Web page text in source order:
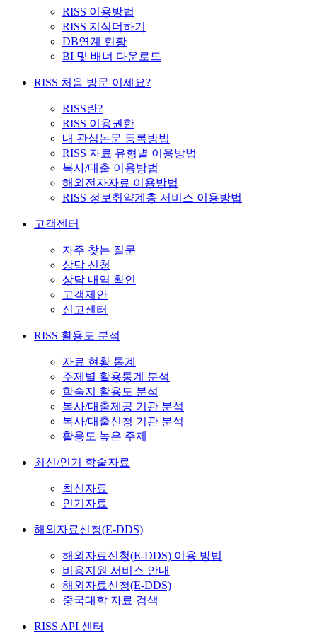
RISS 이용방법
RISS 지식더하기
DB연계 현황
BI 및 배너 다운로드
RISS 처음 방문 이세요?
RISS란?
RISS 이용권한
내 관심논문 등록방법
RISS 자료 유형별 이용방법
복사/대출 이용방법
해외전자자료 이용방법
RISS 정보취약계층 서비스 이용방법
고객센터
자주 찾는 질문
상담 신청
상담 내역 확인
고객제안
신고센터
RISS 활용도 분석
자료 현황 통계
주제별 활용통계 분석
학술지 활용도 분석
복사/대출제공 기관 분석
복사/대출신청 기관 분석
활용도 높은 주제
최신/인기 학술자료
최신자료
인기자료
해외자료신청(E-DDS)
해외자료신청(E-DDS) 이용 방법
비용지원 서비스 안내
해외자료신청(E-DDS)
중국대학 자료 검색
RISS API 센터